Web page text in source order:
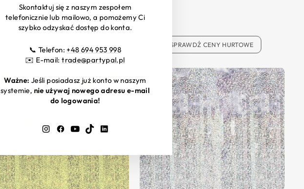
Skontaktuj się z naszym zespołem
telefonicznie lub mailowo, a pomożemy Ci
szybko odzyskać dostęp do konta.
📞 Telefon: +48 694 953 998
✉️ E-mail:trade@partypal.pl
Ważne: Jeśli posiadasz już konto w naszym
systemie, nie używaj nowego adresu e-mail
do logowania!
Instagram
FacebookYouTube
TikTok
SPRAWDŹ CENY HURTOWE